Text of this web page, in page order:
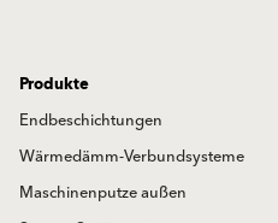
Produkte
Endbeschichtungen
Wärmedämm-Verbundsysteme
Maschinenputze außen